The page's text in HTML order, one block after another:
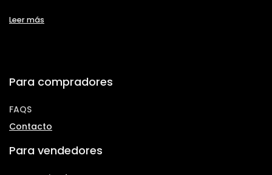
Leer más
Para compradores
FAQS
Contacto
Para vendedores